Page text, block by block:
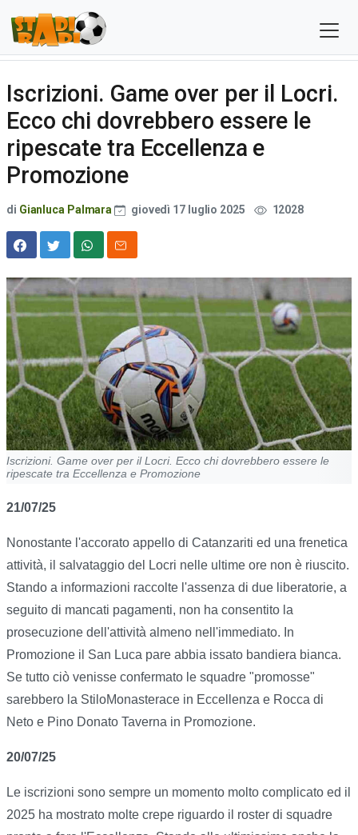
Iscrizioni. Game over per il Locri.
Ecco chi dovrebbero essere le
ripescate tra Eccellenza e
Promozione
di Gianluca Palmara giovedì 17 luglio 2025 12028
Iscrizioni. Game over per il Locri. Ecco chi dovrebbero essere le
ripescate tra Eccellenza e Promozione
21/07/25
Nonostante l'accorato appello di Catanzariti ed una frenetica
attività, il salvataggio del Locri nelle ultime ore non è riuscito.
Stando a informazioni raccolte l'assenza di due liberatorie, a
seguito di mancati pagamenti, non ha consentito la
prosecuzione dell'attività almeno nell'immediato. In
Promozione il San Luca pare abbia issato bandiera bianca.
Se tutto ciò venisse confermato le squadre "promosse"
sarebbero la StiloMonasterace in Eccellenza e Rocca di
Neto e Pino Donato Taverna in Promozione.
20/07/25
Le iscrizioni sono sempre un momento molto complicato ed il
2025 ha mostrato molte crepe riguardo il roster di squadre